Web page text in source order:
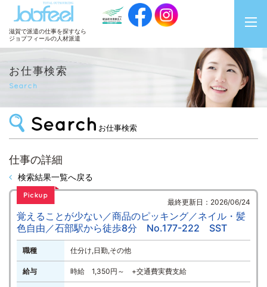
JobFeel
滋賀で派遣の仕事を探すなら
ジョブフィールの人材派遣
お仕事検索
Search
お仕事検索
仕事の詳細
検索結果一覧へ戻る
最終更新日：2026/06/24
覚えることが少ない／商品のピッキング／ネイル・髪
色自由／石部駅から徒歩8分 No.177-222 SST
職種 仕分け,日勤,その他
給与 時給 1,350円～ +交通費実費支給